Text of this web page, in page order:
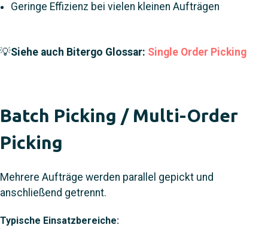
Geringe Effizienz bei vielen kleinen Aufträgen
💡Siehe auch Bitergo Glossar: Single Order Picking
Batch Picking / Multi-Order
Picking
Mehrere Aufträge werden parallel gepickt und
anschließend getrennt.
Typische Einsatzbereiche: